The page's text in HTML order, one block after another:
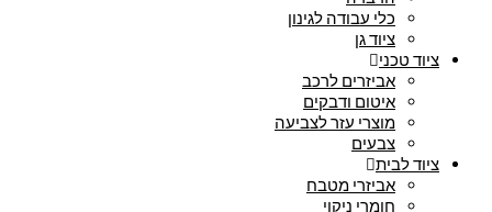
כלי עבודה לגינון
ציוד גן
ציוד טכני
אביזרים לרכב
איטום ודבקים
מוצרי עזר לצביעה
צבעים
ציוד לבית
אביזרי מטבח
חומרי ניקוי